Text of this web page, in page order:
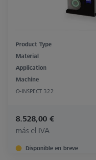
Product Type
Material
Application
Machine
O-INSPECT 322
8.528,00 €
más el IVA
Disponible en breve